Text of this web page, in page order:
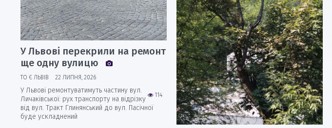
У Львові перекрили на ремонт
ще одну вулицю
ТО Є ЛЬВІВ 22 ЛИПНЯ, 2026
114
У Львові ремонтуватимуть частину вул.
Личаківської: рух транспорту на відрізку
від вул. Тракт Глинянський до вул. Пасічної
буде ускладнений